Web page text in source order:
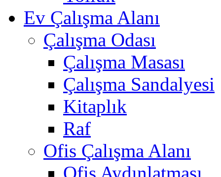
Ev Çalışma Alanı
Çalışma Odası
Çalışma Masası
Çalışma Sandalyesi
Kitaplık
Raf
Ofis Çalışma Alanı
Ofis Aydınlatması